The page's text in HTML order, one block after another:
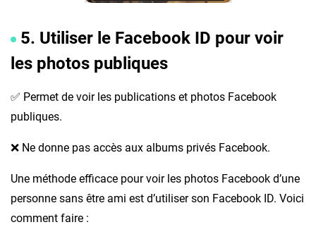
5. Utiliser le Facebook ID pour voir
les photos publiques
✅ Permet de voir les publications et photos Facebook
publiques.
❌ Ne donne pas accès aux albums privés Facebook.
Une méthode efficace pour voir les photos Facebook d’une
personne sans être ami est d’utiliser son Facebook ID. Voici
comment faire :